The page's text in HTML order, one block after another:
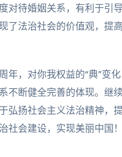
对待婚姻关系，有利于引
了法治社会的价值观，提
年，对你我权益的“典”变
不断健全完善的体现。继
弘扬社会主义法治精神，
社会建设，实现美丽中国！